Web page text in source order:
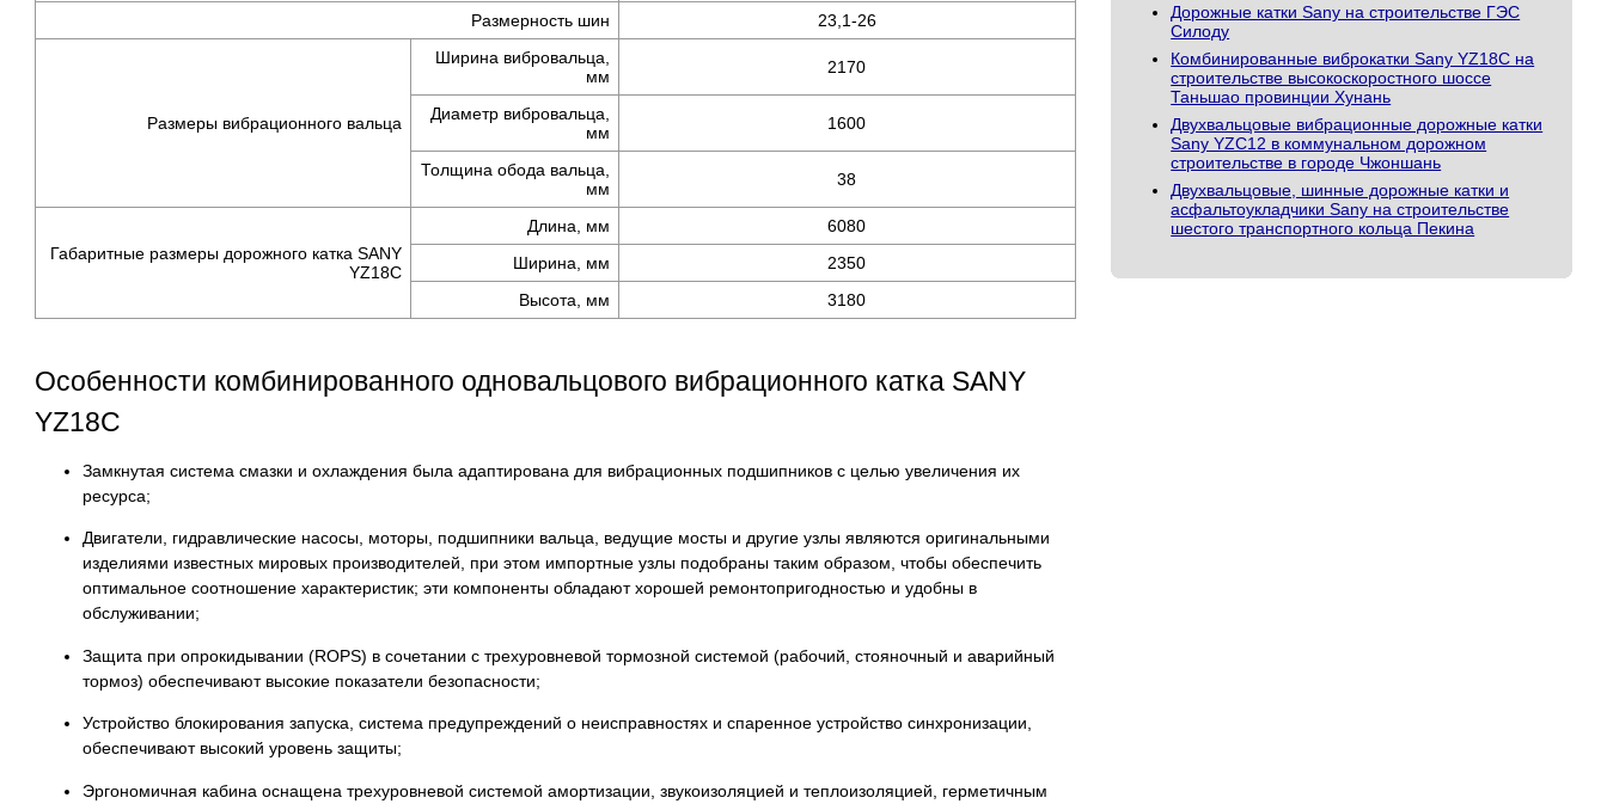
Размерность шин
23,1-26
Размеры вибрационного вальца
Ширина вибровальца,
мм
2170
Диаметр вибровальца,
мм
1600
Толщина обода вальца,
мм
38
Габаритные размеры дорожного катка SANY
YZ18C
Длина, мм
6080
Ширина, мм
2350
Высота, мм
3180
Особенности комбинированного одновальцового вибрационного катка SANY
YZ18C
Замкнутая система смазки и охлаждения была адаптирована для вибрационных подшипников с целью увеличения их
ресурса;
Двигатели, гидравлические насосы, моторы, подшипники вальца, ведущие мосты и другие узлы являются оригинальными
изделиями известных мировых производителей, при этом импортные узлы подобраны таким образом, чтобы обеспечить
оптимальное соотношение характеристик; эти компоненты обладают хорошей ремонтопригодностью и удобны в
обслуживании;
Защита при опрокидывании (ROPS) в сочетании с трехуровневой тормозной системой (рабочий, стояночный и аварийный
тормоз) обеспечивают высокие показатели безопасности;
Устройство блокирования запуска, система предупреждений о неисправностях и спаренное устройство синхронизации,
обеспечивают высокий уровень защиты;
Эргономичная кабина оснащена трехуровневой системой амортизации, звукоизоляцией и теплоизоляцией, герметичным
Дорожные катки Sany на строительстве ГЭС
Силоду
Комбинированные виброкатки Sany YZ18C на
строительстве высокоскоростного шоссе
Таньшао провинции Хунань
Двухвальцовые вибрационные дорожные катки
Sany YZC12 в коммунальном дорожном
строительстве в городе Чжоншань
Двухвальцовые, шинные дорожные катки и
асфальтоукладчики Sany на строительстве
шестого транспортного кольца Пекина